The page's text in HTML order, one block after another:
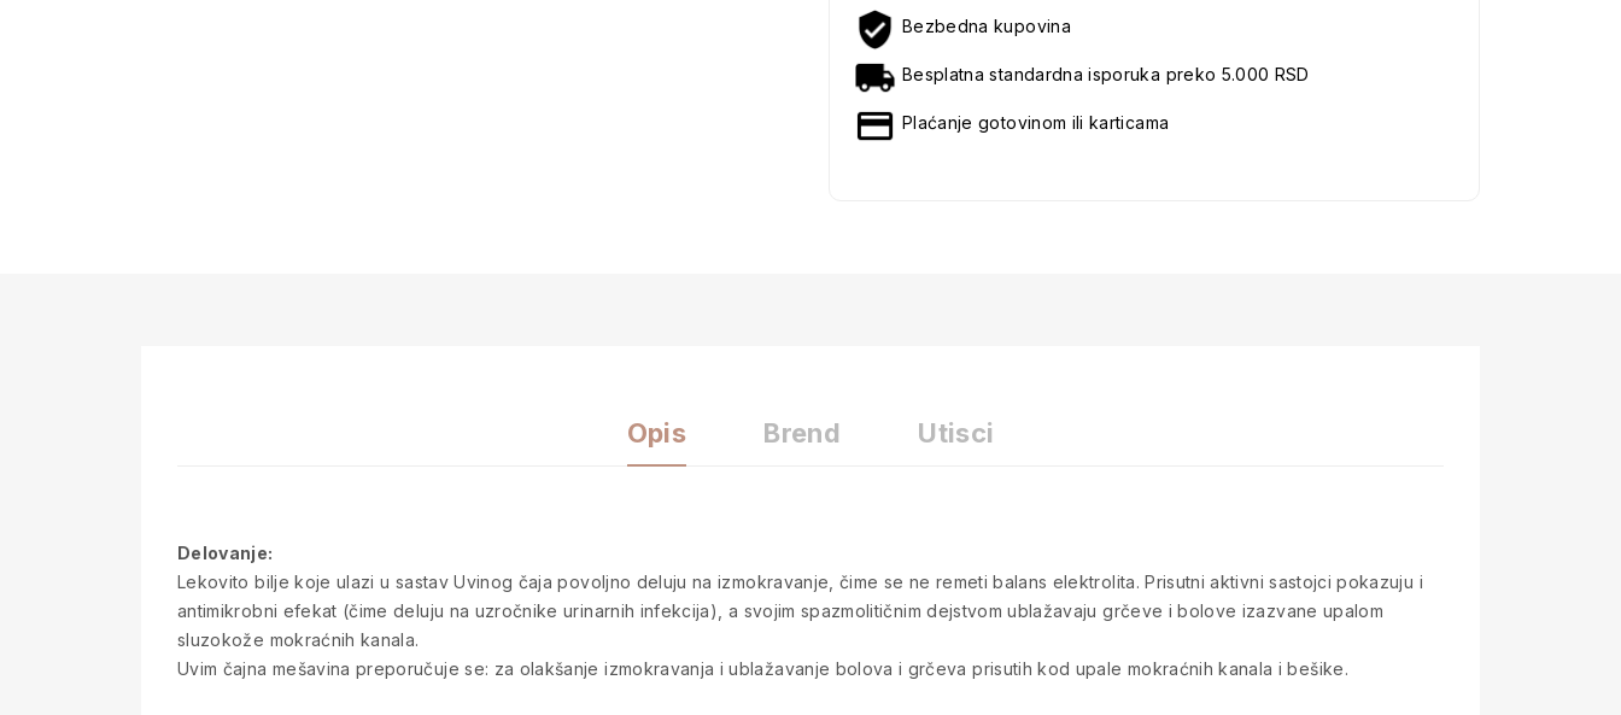
Bezbedna kupovina
Besplatna standardna isporuka preko 5.000 RSD
Plaćanje gotovinom ili karticama
Opis Brend Utisci
Delovanje:
Lekovito bilje koje ulazi u sastav Uvinog čaja povoljno deluju na izmokravanje, čime se ne remeti balans elektrolita. Prisutni aktivni sastojci pokazuju i
antimikrobni efekat (čime deluju na uzročnike urinarnih infekcija), a svojim spazmolitičnim dejstvom ublažavaju grčeve i bolove izazvane upalom
sluzokože mokraćnih kanala.
Uvim čajna mešavina preporučuje se: za olakšanje izmokravanja i ublažavanje bolova i grčeva prisutih kod upale mokraćnih kanala i bešike.